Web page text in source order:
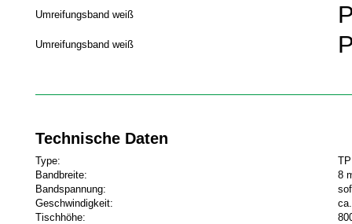
Umreifungsband weiß
Umreifungsband weiß
Technische Daten
Type:
Bandbreite:
8
Bandspannung:
Geschwindigkeit:
Tischhöhe: